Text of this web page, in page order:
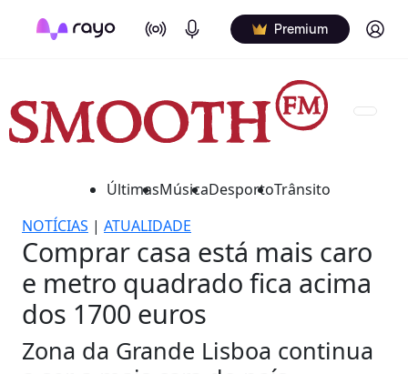
On Air Podcasts Premium Log in
ÚltimasMúsicaDesportoTrânsito
NOTÍCIAS | ATUALIDADE
Comprar casa está mais caro
e metro quadrado fica acima
dos 1700 euros
Zona da Grande Lisboa continua